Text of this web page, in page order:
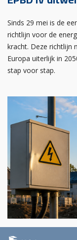
Sinds 29 mei is de
richtlijn voor de
kracht. Deze richtlijn
Europa uiterlijk in
stap voor stap.
29 juli 2026